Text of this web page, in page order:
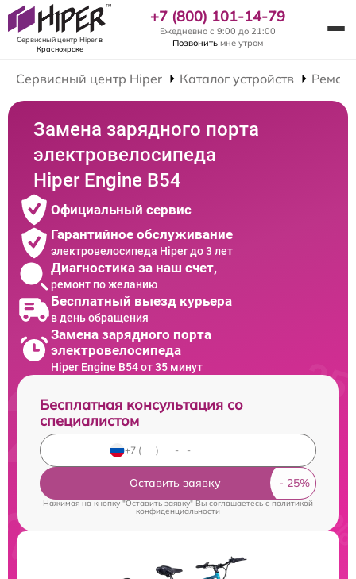
Сервисный центр Hiperв
Красноярске
+7 (800) 101-14-79
Ежедневно с 9:00 до 21:00
Позвонить мне утром
Сервисный центр Hiper Каталог устройств
Замена зарядного порта
электровелосипеда
Hiper Engine B54
Официальный сервис
Гарантийное обслуживание
электровелосипеда Hiper до 3 лет
Диагностика за наш счет,
ремонт по желанию
Бесплатный выезд курьера
в день обращения
Замена зарядного порта
электровелосипеда
Hiper Engine B54 от 35 минут
Бесплатная консультация со
специалистом
Оставить заявку
Нажимая на кнопку "Оставить заявку" Вы соглашаетесь cполитикой
конфиденциальности